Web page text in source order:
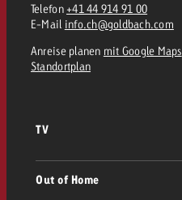
Telefon +41 44 914 91 00
E-Mail info.ch@goldbach.com
Anreise planen mit Google Maps
Standortplan
TV
Out of Home